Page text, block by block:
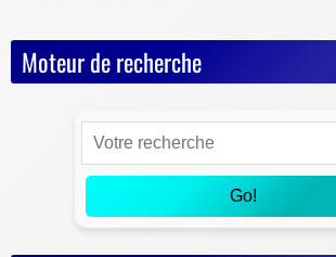
Moteur de recherche
Go!